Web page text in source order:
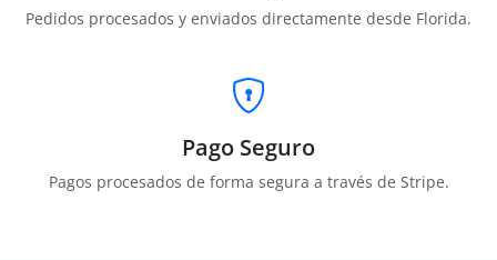
Pedidos procesados y enviados directamente desde Florida.
Pago Seguro
Pagos procesados de forma segura a través de Stripe.